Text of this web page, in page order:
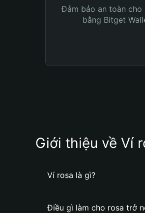
Đảm bảo an toàn cho
bằng Bitget
Giới thiệu về Ví
Ví rosa là gì?
Điều gì làm cho rosa trở